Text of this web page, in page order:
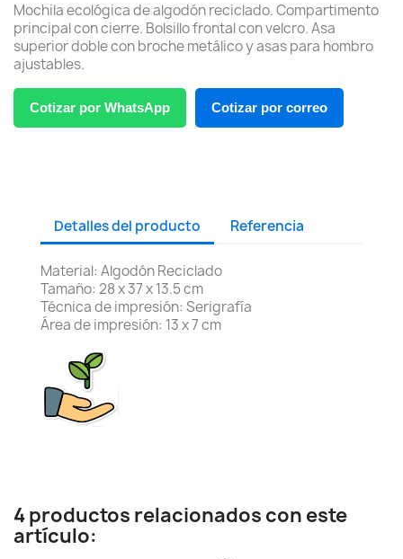
Mochila ecológica de algodón reciclado. Compartimento
principal con cierre. Bolsillo frontal con velcro. Asa
superior doble con broche metálico y asas para hombro
ajustables.
Cotizar por WhatsApp Cotizar por correo
Detalles del producto Referencia
Material: Algodón Reciclado
Tamaño: 28 x 37 x 13.5 cm
Técnica de impresión: Serigrafía
Área de impresión: 13 x 7 cm
4 productos relacionados con este
artículo: